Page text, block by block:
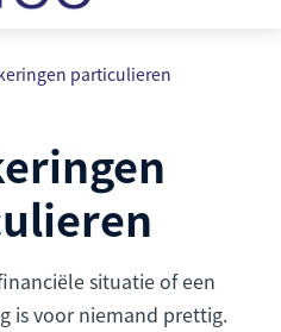
particulieren
situatie of een
is voor niemand prettig.